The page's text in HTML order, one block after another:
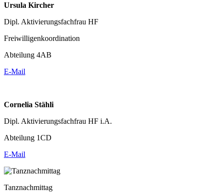
Ursula Kircher
Dipl. Aktivierungsfachfrau HF
Freiwilligenkoordination
Abteilung 4AB
E-Mail
Cornelia Stähli
Dipl. Aktivierungsfachfrau HF i.A.
Abteilung 1CD
E-Mail
Tanznachmittag